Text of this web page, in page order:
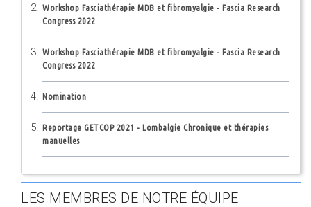
Workshop Fasciathérapie MDB et fibromyalgie - Fascia Research
Congress 2022
Workshop Fasciathérapie MDB et fibromyalgie - Fascia Research
Congress 2022
Nomination
Reportage GETCOP 2021 - Lombalgie Chronique et thérapies
manuelles
LES MEMBRES DE NOTRE ÉQUIPE